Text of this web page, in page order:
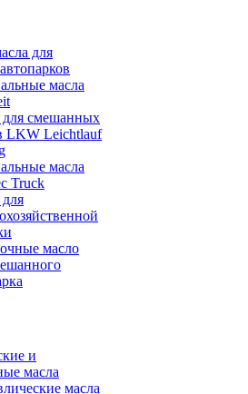
для
масла
смешанных
LKW Leichtlauf
масла
Truck
масло
и
масла
масла